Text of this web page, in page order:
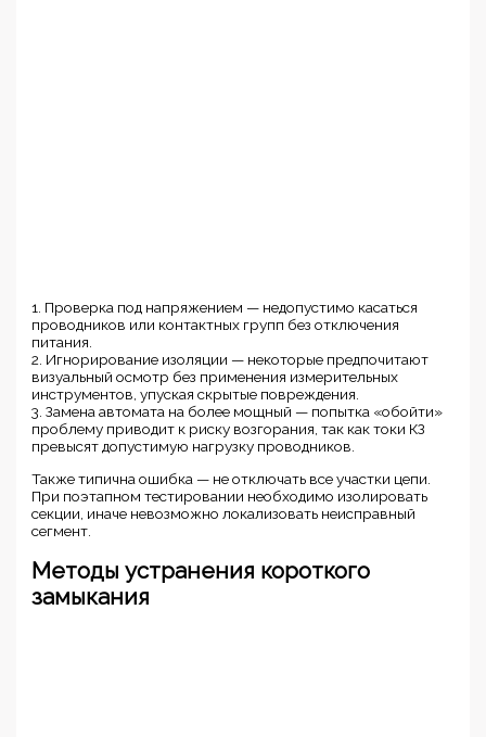
1. Проверка под напряжением — недопустимо касаться
проводников или контактных групп без отключения
питания.
2. Игнорирование изоляции — некоторые предпочитают
визуальный осмотр без применения измерительных
инструментов, упуская скрытые повреждения.
3. Замена автомата на более мощный — попытка «обойти»
проблему приводит к риску возгорания, так как токи КЗ
превысят допустимую нагрузку проводников.
Также типична ошибка — не отключать все участки цепи.
При поэтапном тестировании необходимо изолировать
секции, иначе невозможно локализовать неисправный
сегмент.
Методы устранения короткого
замыкания